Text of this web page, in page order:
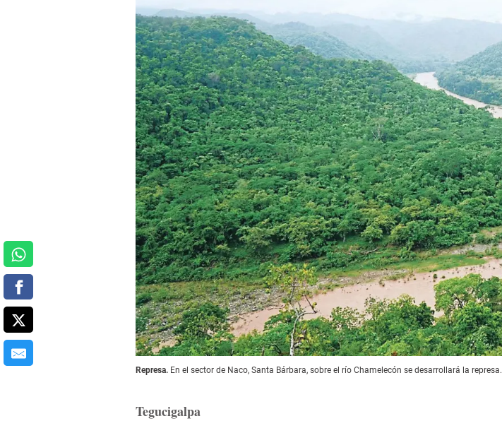
Represa. En el sector de Naco, Santa Bárbara, sobre el río Chamelecón se desarrollará la represa.
Tegucigalpa